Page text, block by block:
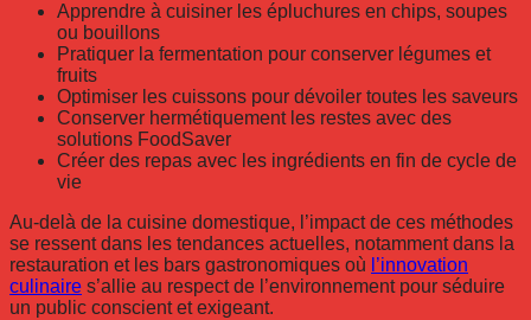
Apprendre à cuisiner les épluchures en chips, soupes
ou bouillons
Pratiquer la fermentation pour conserver légumes et
fruits
Optimiser les cuissons pour dévoiler toutes les saveurs
Conserver hermétiquement les restes avec des
solutions FoodSaver
Créer des repas avec les ingrédients en fin de cycle de
vie
Au-delà de la cuisine domestique, l’impact de ces méthodes
se ressent dans les tendances actuelles, notamment dans la
restauration et les bars gastronomiques où l’innovation
culinaire s’allie au respect de l’environnement pour séduire
un public conscient et exigeant.